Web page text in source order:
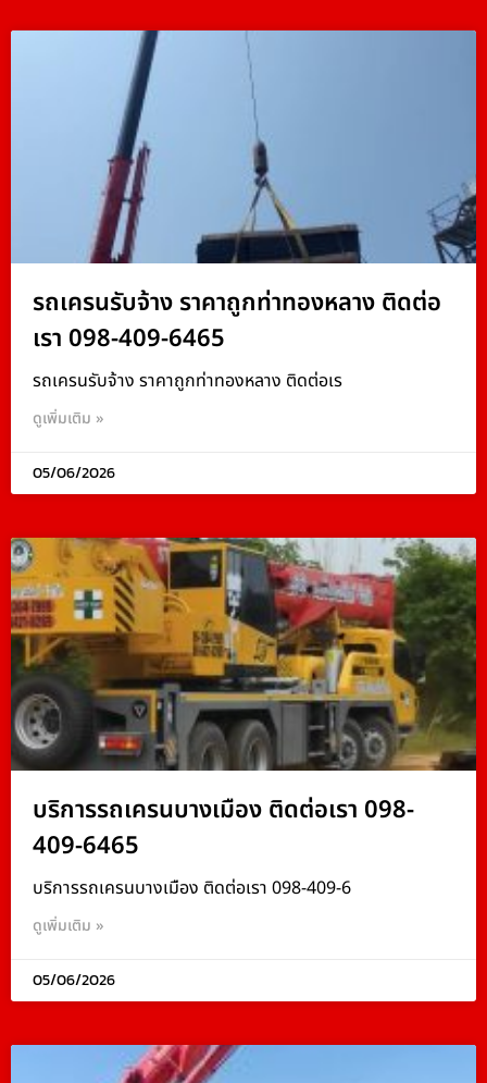
รถเครนรับจ้าง ราคาถูกท่าทองหลาง ติดต่อ
เรา 098-409-6465
รถเครนรับจ้าง ราคาถูกท่าทองหลาง ติดต่อเร
ดูเพิ่มเติม »
05/06/2026
บริการรถเครนบางเมือง ติดต่อเรา 098-
409-6465
บริการรถเครนบางเมือง ติดต่อเรา 098-409-6
ดูเพิ่มเติม »
05/06/2026